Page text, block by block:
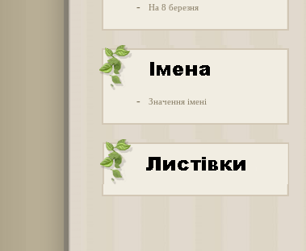
- На 8 березня
- Значення імені